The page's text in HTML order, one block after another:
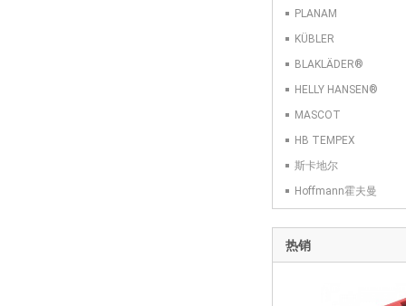
091133 110
PLANAM
KÜBLER
BLAKLÄDER®
HELLY HANSEN®
MASCOT
HB TEMPEX
斯卡地尔
Hoffmann霍夫曼
热销